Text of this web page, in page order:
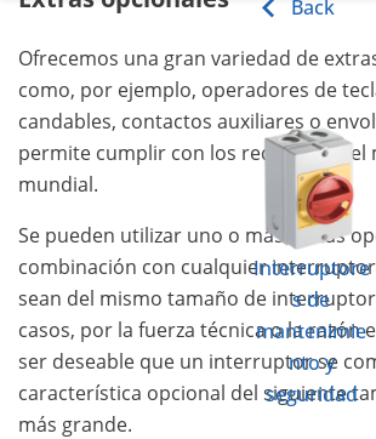
Interruptore
s de
mantenimie
nto y
seguridad
Back
Ofrecemos una gran variedad de
como, por ejemplo, operadores de
candables, contactos auxiliares o
permite cumplir con los requisitos del
mundial.
Se pueden utilizar uno o más extras
combinación con cualquier
sean del mismo tamaño de
casos, por la fuerza técnica o la razón
ser deseable que un interruptor se
característica opcional del siguiente
más grande.